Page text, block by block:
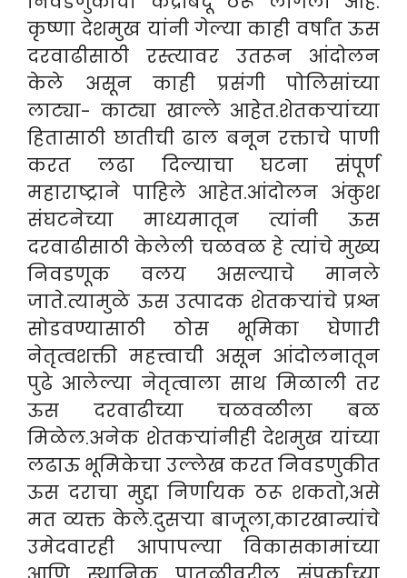
कृष्णा देशमुख यांनी गेल्या काही वर्षांत ऊस
दरवाढीसाठी रस्त्यावर उतरून आंदोलन
केले असून काही प्रसंगी पोलिसांच्या
लाट्या- काट्या खाल्ले आहेत.शेतकऱ्यांच्या
हितासाठी छातीची ढाल बनून रक्ताचे पाणी
करत लढा दिल्याचा घटना संपूर्ण
महाराष्ट्राने पाहिले आहेत.आंदोलन अंकुश
संघटनेच्या माध्यमातून त्यांनी ऊस
दरवाढीसाठी केलेली चळवळ हे त्यांचे मुख्य
निवडणूक वलय असल्याचे मानले
जाते.त्यामुळे ऊस उत्पादक शेतकऱ्यांचे प्रश्न
सोडवण्यासाठी ठोस भूमिका घेणारी
नेतृत्वशक्ती महत्त्वाची असून आंदोलनातून
पुढे आलेल्या नेतृत्वाला साथ मिळाली तर
ऊस दरवाढीच्या चळवळीला बळ
मिळेल.अनेक शेतकऱ्यांनीही देशमुख यांच्या
लढाऊ भूमिकेचा उल्लेख करत निवडणुकीत
ऊस दराचा मुद्दा निर्णायक ठरू शकतो,असे
मत व्यक्त केले.दुसऱ्या बाजूला,कारखान्यांचे
उमेदवारही आपापल्या विकासकामांच्या